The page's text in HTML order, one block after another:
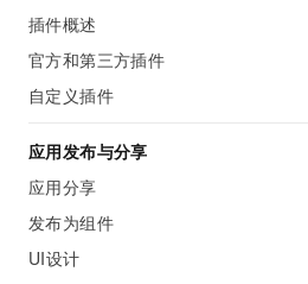
插件概述
官方和第三方插件
自定义插件
应用发布与分享
应用分享
发布为组件
UI设计